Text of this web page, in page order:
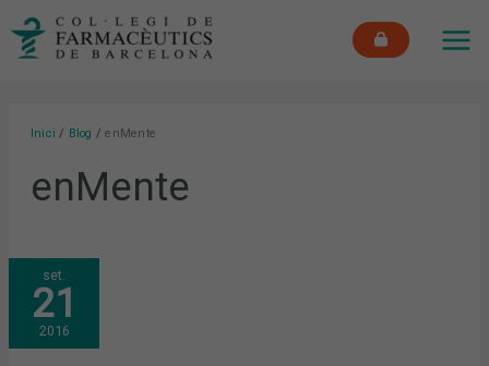
Inici Blog enMente
enMente
set.
21
2016
ELS
FARMACÈUTICS
SE
SUMEN
A
LA
CELEBRACIÓ